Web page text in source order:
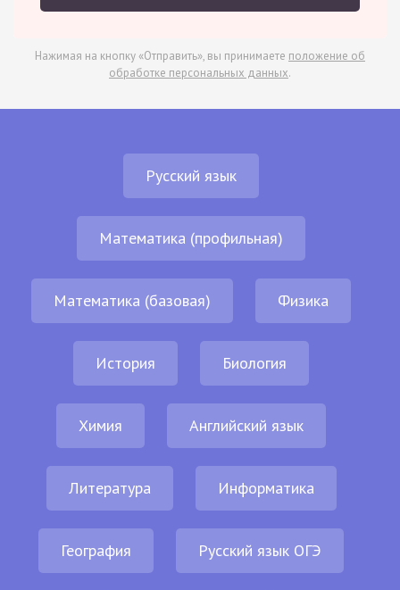
Нажимая на кнопку «Отправить», вы принимаете положение об
обработке персональных данных.
Русский язык
Математика (профильная)
Математика (базовая) Физика
История Биология
Химия Английский язык
Литература Информатика
География Русский язык ОГЭ